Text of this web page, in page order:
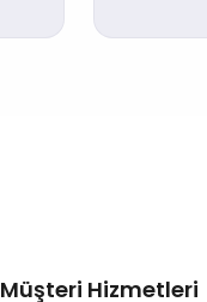
Müşteri Hizmetleri